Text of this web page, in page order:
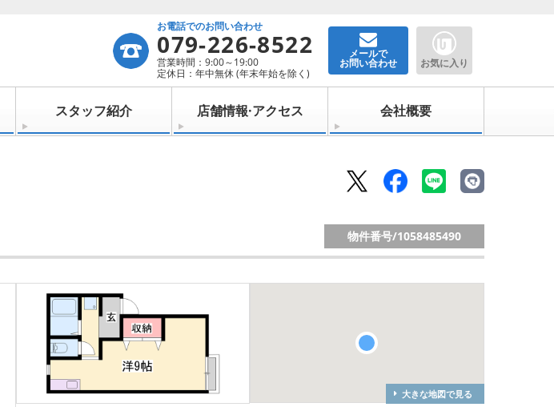
お電話でのお問い合わせ
079-226-8522
営業時間：9:00～19:00
定休日：年中無休 (年末年始を除く)
メールで
お問い合わせ お気に入り
スタッフ紹介 店舗情報·アクセス 会社概要
物件番号/1058485490
大きな地図で見る